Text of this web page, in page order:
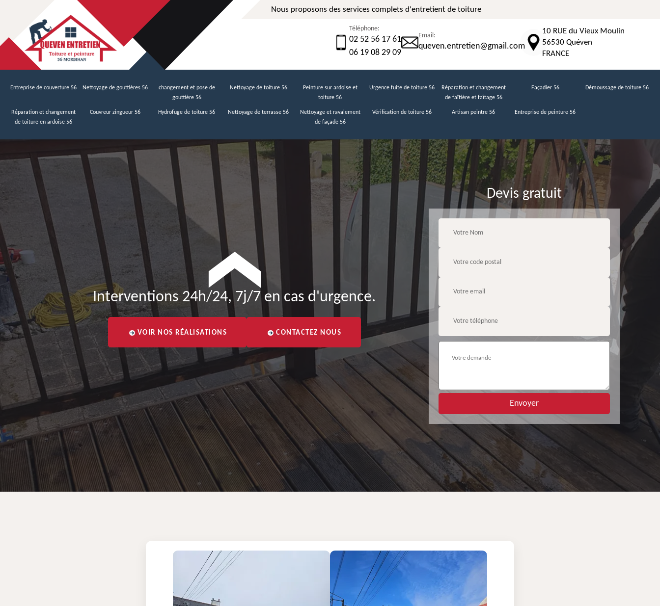
Nous proposons des services complets d'entretient de toiture
Téléphone:
02 52 56 17 61
06 19 08 29 09
Email:
queven.entretien@gmail.com
10 RUE du Vieux Moulin
56530 Quéven
FRANCE
Entreprise de couverture 56 Nettoyage de gouttières 56
changement et pose de
gouttière 56
Nettoyage de toiture 56
Peinture sur ardoise et
toiture 56
Urgence fuite de toiture 56
Réparation et changement
de faîtière et faîtage 56
Façadier 56 Démoussage de toiture 56
Réparation et changement
de toiture en ardoise 56
Couvreur zingueur 56 Hydrofuge de toiture 56 Nettoyage de terrasse 56
Nettoyage et ravalement
de façade 56
Vérification de toiture 56 Artisan peintre 56 Entreprise de peinture 56
Interventions 24h/24, 7j/7 en cas d'urgence.
VOIR NOS RÉALISATIONS CONTACTEZ NOUS
Devis gratuit